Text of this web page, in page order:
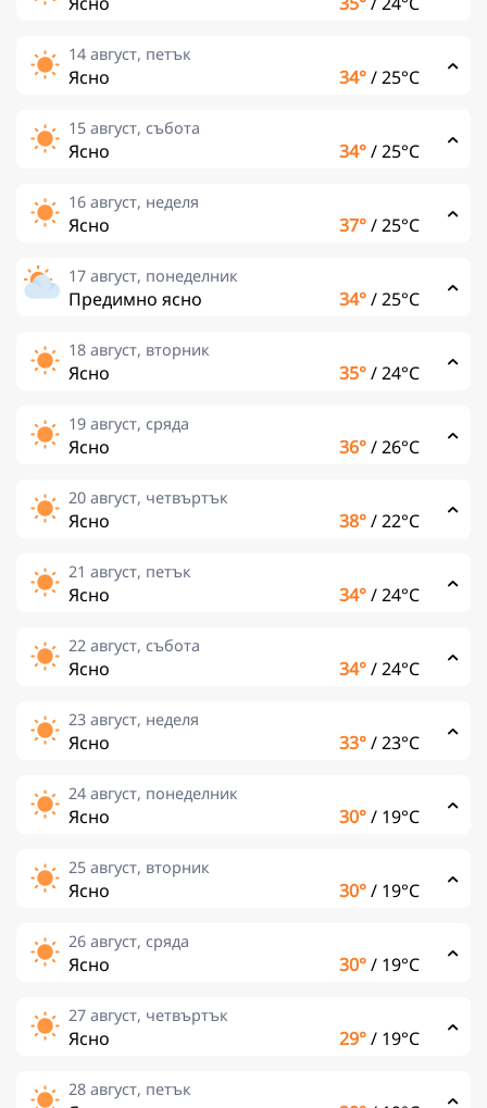
14 август, петък
Ясно 34°/25°C
15 август, събота
Ясно 34°/25°C
16 август, неделя
Ясно 37°/25°C
17 август, понеделник
Предимно ясно 34°/25°C
18 август, вторник
Ясно 35°/24°C
19 август, сряда
Ясно 36°/26°C
20 август, четвъртък
Ясно 38°/22°C
21 август, петък
Ясно 34°/24°C
22 август, събота
Ясно 34°/24°C
23 август, неделя
Ясно 33°/23°C
24 август, понеделник
Ясно 30°/ 19°C
25 август, вторник
Ясно 30°/ 19°C
26 август, сряда
Ясно 30°/ 19°C
27 август, четвъртък
Ясно 29°/ 19°C
28 август, петък